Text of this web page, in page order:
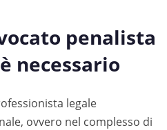
penalista
necessario
legale
ovvero nel complesso di